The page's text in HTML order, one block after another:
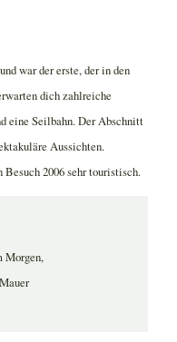
war der erste, der in den
dich zahlreiche
eine Seilbahn. Der Abschnitt
Aussichten.
Besuch 2006 sehr touristisch.
Morgen,